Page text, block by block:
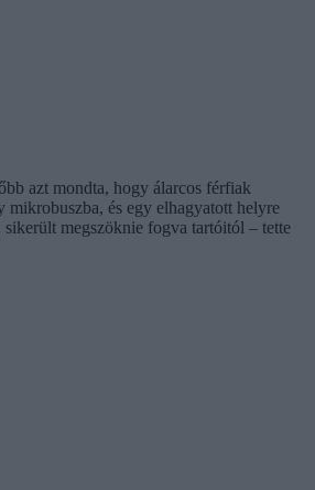
azt mondta, hogy álarcos férfiak
mikrobuszba, és egy elhagyatott helyre
megszöknie fogva tartóitól – tette